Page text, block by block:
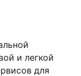
и легкой
для